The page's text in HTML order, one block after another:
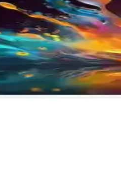
4K Ultra HD QLED
Ultra HD QLED ekran, Tizen
Televizyon Özellikleri ve
ve 4K çözünürlükle üstün
İnç 4K Ultra HD QLED
geniş ekranı, 4K Ultra HD